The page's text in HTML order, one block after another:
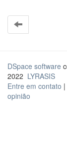
DSpace software
2022 LYRASIS
Entre em contato |
opinião